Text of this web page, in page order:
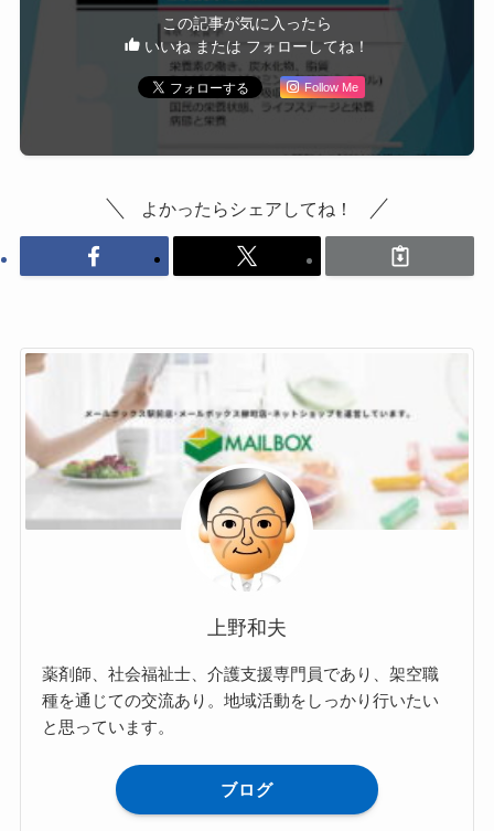
この記事が気に入ったら
いいね または フォローしてね！
Follow Me
よかったらシェアしてね！
上野和夫
薬剤師、社会福祉士、介護支援専門員であり、架空職
種を通じての交流あり。地域活動をしっかり行いたい
と思っています。
ブログ